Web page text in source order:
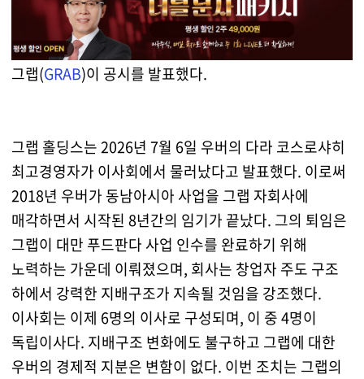
그랩(GRAB)이 공시를 발표했다.
그랩 홀딩스는 2026년 7월 6일 우버의 다라 코스로샤히
최고경영자가 이사회에서 물러났다고 발표했다. 이로써
2018년 우버가 동남아시아 사업을 그랩 자회사에
매각하면서 시작된 8년간의 임기가 끝났다. 그의 퇴임은
그랩이 대만 푸드판다 사업 인수를 완료하기 위해
노력하는 가운데 이뤄졌으며, 회사는 창업자 주도 구조
하에서 강력한 지배구조가 지속될 것임을 강조했다.
이사회는 이제 6명의 이사로 구성되며, 이 중 4명이
독립이사다. 지배구조 변화에도 불구하고 그랩에 대한
우버의 경제적 지분은 변함이 없다. 이번 조치는 그랩의